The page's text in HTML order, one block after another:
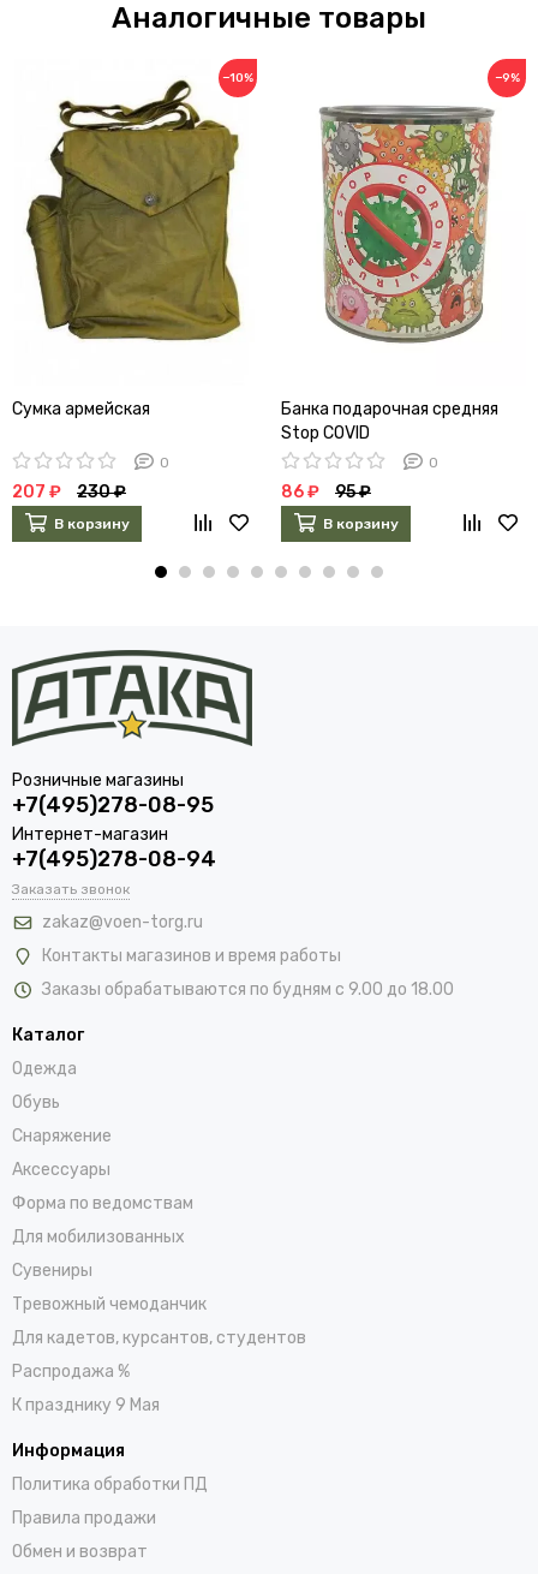
Аналогичные товары
−10%
Сумка армейская
0
207 ₽ 230 ₽
В корзину
−9%
Банка подарочная средняя
Stop COVID
0
86 ₽ 95 ₽
В корзину
Розничные магазины
+7(495)278-08-95
Интернет-магазин
+7(495)278-08-94
Заказать звонок
zakaz@voen-torg.ru
Контакты магазинов и время работы
Заказы обрабатываются по будням с 9.00 до 18.00
Каталог
Одежда
Обувь
Снаряжение
Аксессуары
Форма по ведомствам
Для мобилизованных
Сувениры
Тревожный чемоданчик
Для кадетов, курсантов, студентов
Распродажа %
К празднику 9 Мая
Информация
Политика обработки ПД
Правила продажи
Обмен и возврат